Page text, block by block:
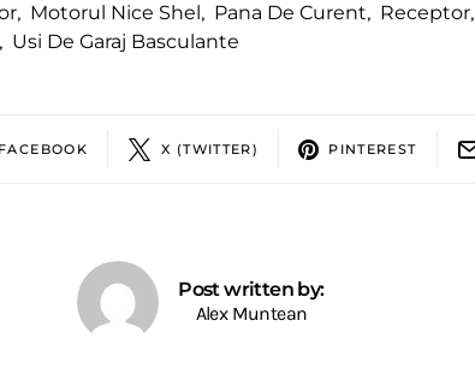
, Motorul Nice Shel , Pana De Curent, Receptor,
, Usi De Garaj Basculante
FACEBOOK X (TWITTER) PINTEREST
Post written by:
Alex Muntean